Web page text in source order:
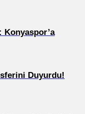
Konyaspor’a
Duyurdu!